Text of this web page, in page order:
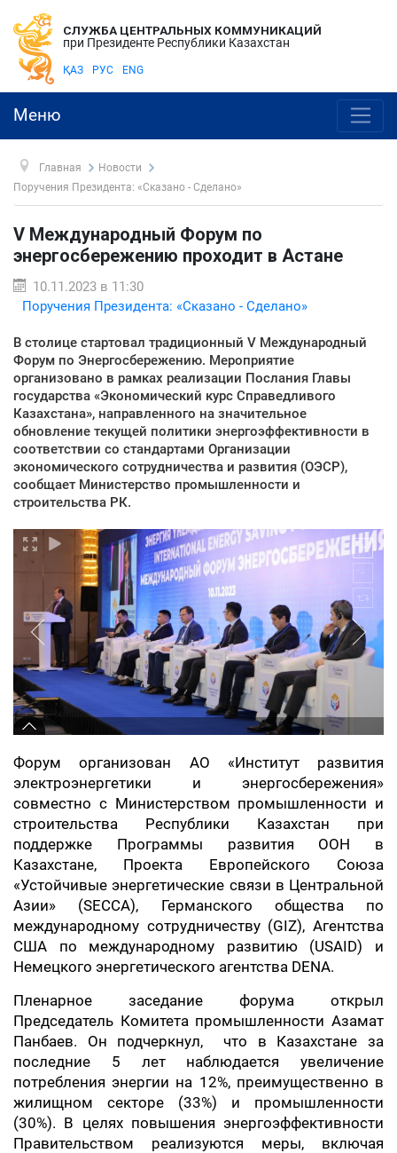
СЛУЖБА ЦЕНТРАЛЬНЫХ КОММУНИКАЦИЙ
при Президенте Республики Казахстан
ҚАЗ РУС ENG
Меню
Главная
Новости
Поручения Президента: «Сказано - Сделано»
V Международный Форум по
энергосбережению проходит в Астане
10.11.2023 в 11:30
Поручения Президента: «Сказано - Сделано»
В столице стартовал традиционный V Международный
Форум по Энергосбережению. Мероприятие
организовано в рамках реализации Послания Главы
государства «Экономический курс Справедливого
Казахстана», направленного на значительное
обновление текущей политики энергоэффективности в
соответствии со стандартами Организации
экономического сотрудничества и развития (ОЭСР),
сообщает Министерство промышленности и
строительства РК.
Форум организован АО «Институт развития
электроэнергетики и энергосбережения»
совместно с Министерством промышленности и
строительства Республики Казахстан при
поддержке Программы развития ООН в
Казахстане, Проекта Европейского Союза
«Устойчивые энергетические связи в Центральной
Азии» (SECCA), Германского общества по
международному сотрудничеству (GIZ), Агентства
США по международному развитию (USAID) и
Немецкого энергетического агентства DENA.
Пленарное заседание форума открыл
Председатель Комитета промышленности Азамат
Панбаев. Он подчеркнул, что в Казахстане за
последние 5 лет наблюдается увеличение
потребления энергии на 12%, преимущественно в
жилищном секторе (33%) и промышленности
(30%). В целях повышения энергоэффективности
Правительством реализуются меры, включая